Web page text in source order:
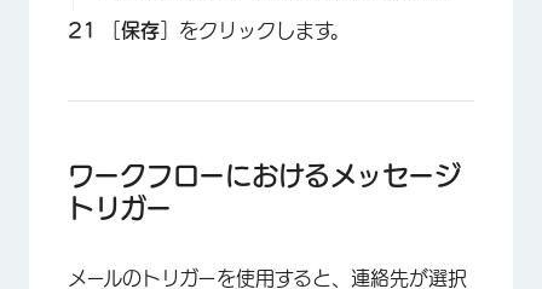
保存 ］をクリックします。
ワークフローにおけるメッセージ
トリガー
メールのトリガーを使用すると、連絡先が選択